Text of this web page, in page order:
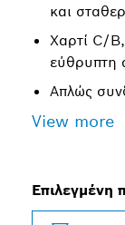
και
Χαρτί C/
εύθρυπτη
Απλώς
View more
Επιλεγμένη